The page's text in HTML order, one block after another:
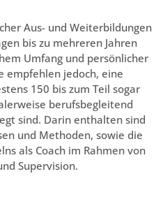
Aus- und Weiterbildungen
bis zu mehreren Jahren
Umfang und persönlicher
empfehlen jedoch, eine
150 bis zum Teil sogar
berufsbegleitend
sind. Darin enthalten sind
und Methoden, sowie die
als Coach im Rahmen von
Supervision.